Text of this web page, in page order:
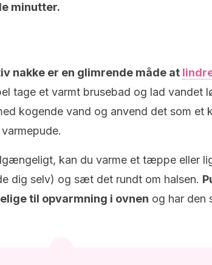
minutter.
nakke er en glimrende måde at
tage et varmt brusebad og lad vandet
kogende vand og anvend det som et
kan du varme et tæppe eller
dig selv) og sæt det rundt om halsen.
til opvarmning i ovnen og har den